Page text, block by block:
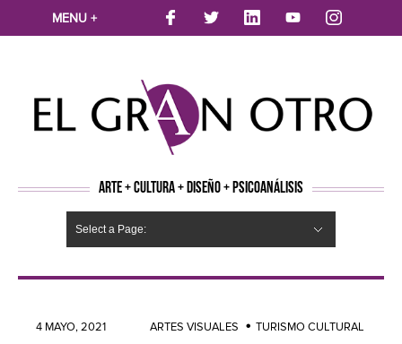
MENU +
ARTE + CULTURA + DISEÑO + PSICOANÁLISIS
Select a Page:
4 MAYO, 2021 ARTES VISUALES TURISMO CULTURAL